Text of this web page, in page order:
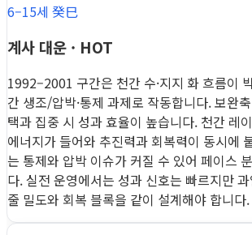
6–15세 癸巳
계사 대운 · HOT
1992–2001 구간은 천간 수·지지 화 흐름이
간 생조/압박·통제 과제로 작동합니다. 보완
택과 집중 시 성과 효율이 높습니다. 천간 레
에너지가 들어와 추진력과 회복력이 동시에
는 통제와 압박 이슈가 커질 수 있어 페이스
다. 실전 운영에서는 성과 신호는 빠르지만
줄 밀도와 회복 블록을 같이 설계해야 합니다.